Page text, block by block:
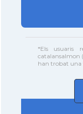
*Els usuaris
catalansalmon
han trobat una